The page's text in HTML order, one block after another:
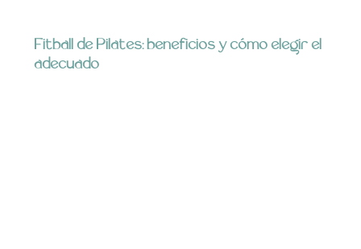
Fitball de Pilates: beneficios y cómo elegir el
adecuado